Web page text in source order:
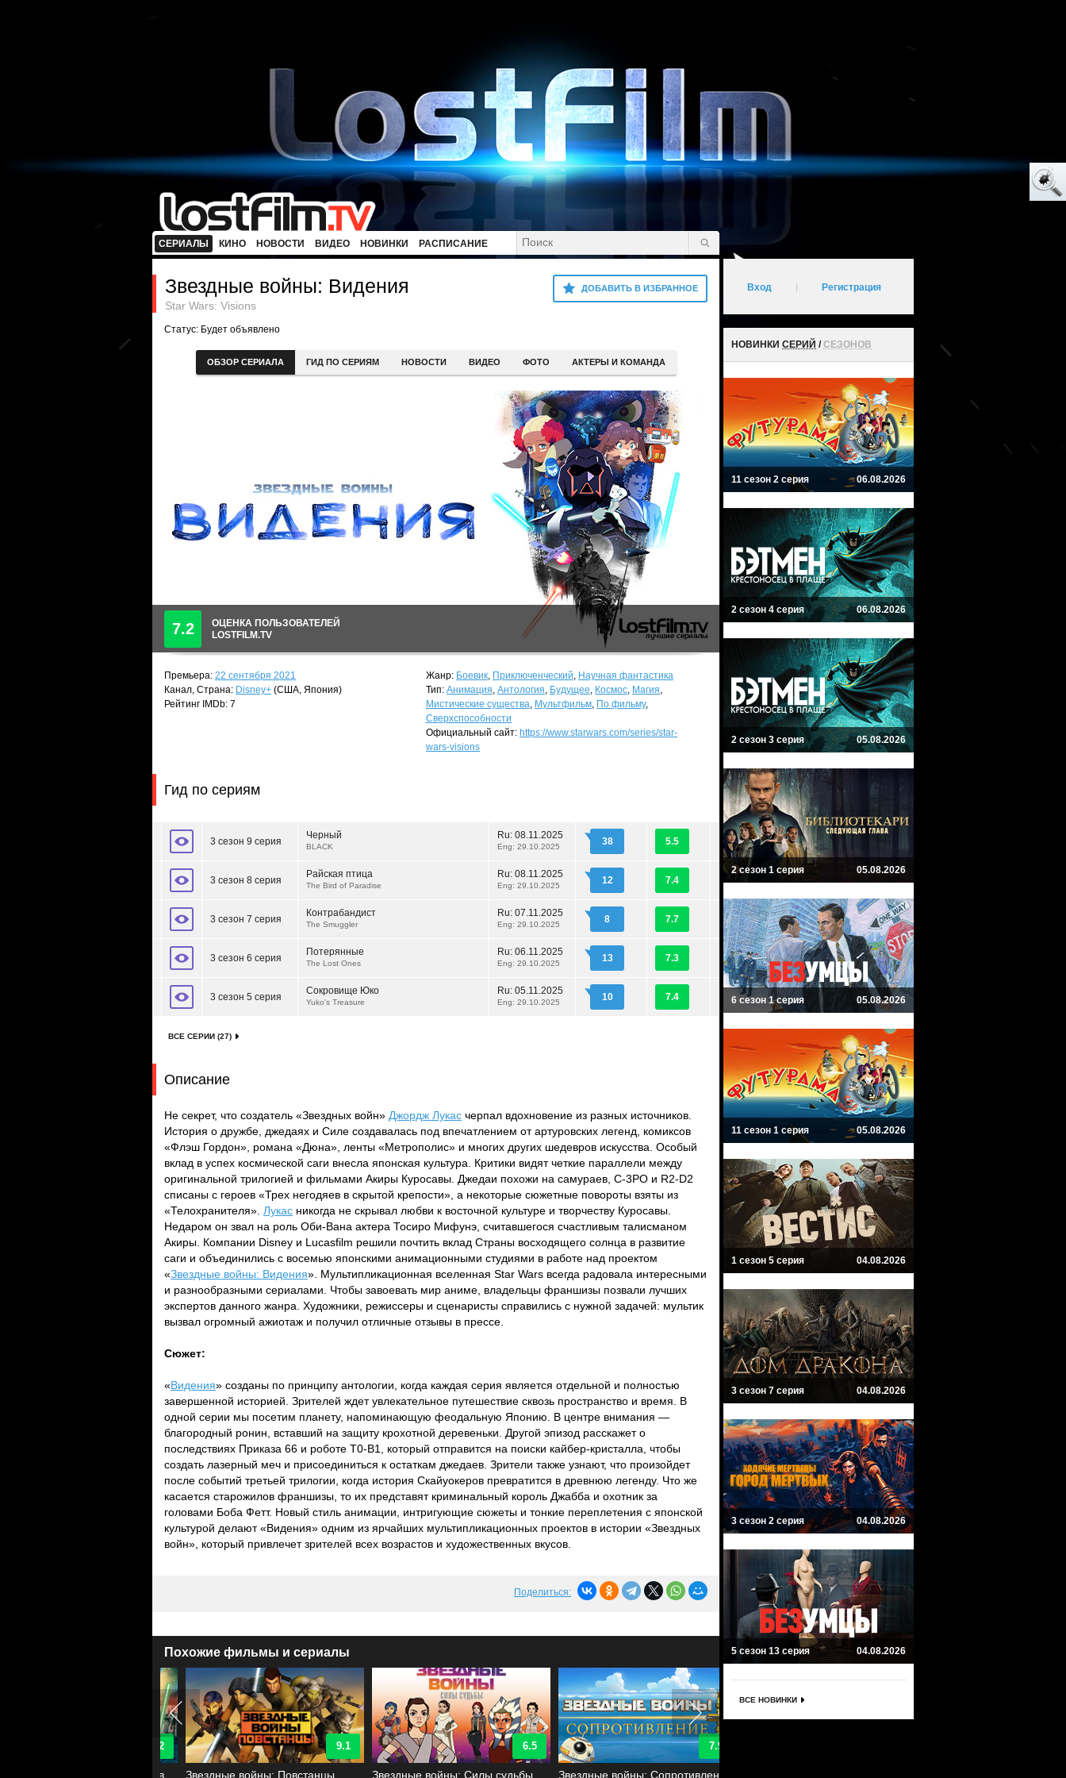
СЕРИАЛЫ КИНО НОВОСТИ ВИДЕО НОВИНКИ РАСПИСАНИЕ
ДОБАВИТЬ В ИЗБРАННОЕ
Звездные войны: Видения
Star Wars: Visions
Статус: Будет объявлено
ОБЗОР СЕРИАЛА ГИД ПО СЕРИЯМ НОВОСТИ ВИДЕО ФОТО АКТЕРЫ И КОМАНДА
7.2
ОЦЕНКА ПОЛЬЗОВАТЕЛЕЙ
LOSTFILM.TV
Премьера: 22 сентября 2021
Канал, Страна: Disney+ (США, Япония)
Рейтинг IMDb: 7
Жанр: Боевик, Приключенческий, Научная фантастика
Тип: Анимация, Антология, Будущее, Космос, Магия,
Мистические существа, Мультфильм, По фильму,
Сверхспособности
Официальный сайт: https://www.starwars.com/series/star-
wars-visions
Гид по сериям
3 сезон 9 серия
Черный
BLACK
Ru: 08.11.2025
Eng: 29.10.2025 38 5.5
3 сезон 8 серия
Райская птица
The Bird of Paradise
Ru: 08.11.2025
Eng: 29.10.2025 12 7.4
3 сезон 7 серия
Контрабандист
The Smuggler
Ru: 07.11.2025
Eng: 29.10.2025 8 7.7
3 сезон 6 серия
Потерянные
The Lost Ones
Ru: 06.11.2025
Eng: 29.10.2025 13 7.3
3 сезон 5 серия
Сокровище Юко
Yuko's Treasure
Ru: 05.11.2025
Eng: 29.10.2025 10 7.4
ВСЕ СЕРИИ (27)
Описание
Не секрет, что создатель «Звездных войн» Джордж Лукас черпал вдохновение из разных источников.
История о дружбе, джедаях и Силе создавалась под впечатлением от артуровских легенд, комиксов
«Флэш Гордон», романа «Дюна», ленты «Метрополис» и многих других шедевров искусства. Особый
вклад в успех космической саги внесла японская культура. Критики видят четкие параллели между
оригинальной трилогией и фильмами Акиры Куросавы. Джедаи похожи на самураев, C-3PO и R2-D2
списаны с героев «Трех негодяев в скрытой крепости», а некоторые сюжетные повороты взяты из
«Телохранителя». Лукас никогда не скрывал любви к восточной культуре и творчеству Куросавы.
Недаром он звал на роль Оби-Вана актера Тосиро Мифунэ, считавшегося счастливым талисманом
Акиры. Компании Disney и Lucasfilm решили почтить вклад Страны восходящего солнца в развитие
саги и объединились с восемью японскими анимационными студиями в работе над проектом
«Звездные войны: Видения». Мультипликационная вселенная Star Wars всегда радовала интересными
и разнообразными сериалами. Чтобы завоевать мир аниме, владельцы франшизы позвали лучших
экспертов данного жанра. Художники, режиссеры и сценаристы справились с нужной задачей: мультик
вызвал огромный ажиотаж и получил отличные отзывы в прессе.
Сюжет:
«Видения» созданы по принципу антологии, когда каждая серия является отдельной и полностью
завершенной историей. Зрителей ждет увлекательное путешествие сквозь пространство и время. В
одной серии мы посетим планету, напоминающую феодальную Японию. В центре внимания —
благородный ронин, вставший на защиту крохотной деревеньки. Другой эпизод расскажет о
последствиях Приказа 66 и роботе T0-B1, который отправится на поиски кайбер-кристалла, чтобы
создать лазерный меч и присоединиться к остаткам джедаев. Зрители также узнают, что произойдет
после событий третьей трилогии, когда история Скайуокеров превратится в древнюю легенду. Что же
касается старожилов франшизы, то их представят криминальный король Джабба и охотник за
головами Боба Фетт. Новый стиль анимации, интригующие сюжеты и тонкие переплетения с японской
культурой делают «Видения» одним из ярчайших мультипликационных проектов в истории «Звездных
войн», который привлечет зрителей всех возрастов и художественных вкусов.
Поделиться:
Похожие фильмы и сериалы
9.1
Звездные войны: Повстанцы
6.5
Звездные войны: Силы судьбы
7.9
Звездные войны: Сопротивление
Вход Регистрация
НОВИНКИ СЕРИЙ /СЕЗОНОВ
11 сезон 2 серия 06.08.2026
2 сезон 4 серия 06.08.2026
2 сезон 3 серия 05.08.2026
2 сезон 1 серия 05.08.2026
6 сезон 1 серия 05.08.2026
11 сезон 1 серия 05.08.2026
1 сезон 5 серия 04.08.2026
3 сезон 7 серия 04.08.2026
3 сезон 2 серия 04.08.2026
5 сезон 13 серия 04.08.2026
ВСЕ НОВИНКИ